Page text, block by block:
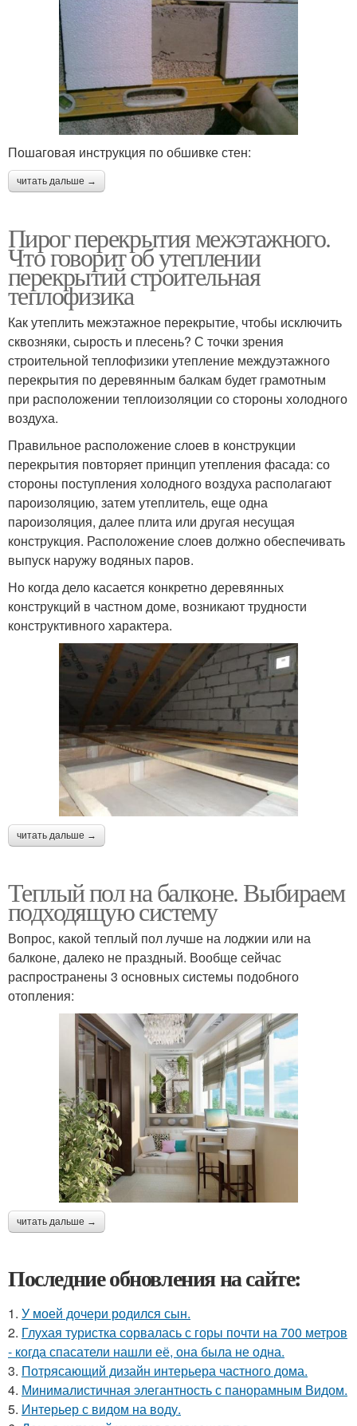
Пошаговая инструкция по обшивке стен:
читать дальше →
Пирог перекрытия межэтажного.
Что говорит об утеплении
перекрытий строительная
теплофизика
Как утеплить межэтажное перекрытие, чтобы исключить
сквозняки, сырость и плесень? С точки зрения
строительной теплофизики утепление междуэтажного
перекрытия по деревянным балкам будет грамотным
при расположении теплоизоляции со стороны холодного
воздуха.
Правильное расположение слоев в конструкции
перекрытия повторяет принцип утепления фасада: со
стороны поступления холодного воздуха располагают
пароизоляцию, затем утеплитель, еще одна
пароизоляция, далее плита или другая несущая
конструкция. Расположение слоев должно обеспечивать
выпуск наружу водяных паров.
Но когда дело касается конкретно деревянных
конструкций в частном доме, возникают трудности
конструктивного характера.
читать дальше →
Теплый пол на балконе. Выбираем
подходящую систему
Вопрос, какой теплый пол лучше на лоджии или на
балконе, далеко не праздный. Вообще сейчас
распространены 3 основных системы подобного
отопления:
читать дальше →
Последние обновления на сайте:
1. У моей дочери родился сын.
2. Глухая туристка сорвалась с горы почти на 700 метров
- когда спасатели нашли её, она была не одна.
3. Потрясающий дизайн интерьера частного дома.
4. Минималистичная элегантность с панорамным Видом.
5. Интерьер с видом на воду.